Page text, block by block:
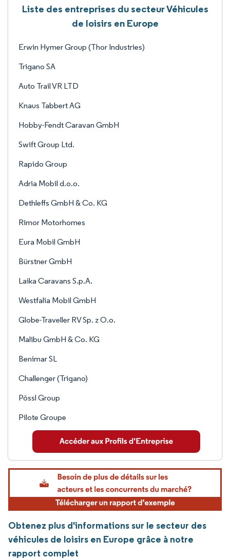
Liste des entreprises du secteur Véhicules
de loisirs en Europe
Erwin Hymer Group (Thor Industries)
Trigano SA
Auto Trail VR LTD
Knaus Tabbert AG
Hobby-Fendt Caravan GmbH
Swift Group Ltd.
Rapido Group
Adria Mobil d.o.o.
Dethleffs GmbH & Co. KG
Rimor Motorhomes
Eura Mobil GmbH
Bürstner GmbH
Laika Caravans S.p.A.
Westfalia Mobil GmbH
Globe-Traveller RV Sp. z O.o.
Malibu GmbH & Co. KG
Benimar SL
Challenger (Trigano)
Pössl Group
Pilote Groupe
Obtenez plus d'informations sur le secteur des
véhicules de loisirs en Europe grâce à notre
rapport complet